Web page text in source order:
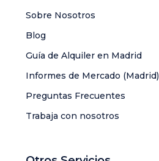
Sobre Nosotros
Blog
Guía de Alquiler en Madrid
Informes de Mercado (Madrid)
Preguntas Frecuentes
Trabaja con nosotros